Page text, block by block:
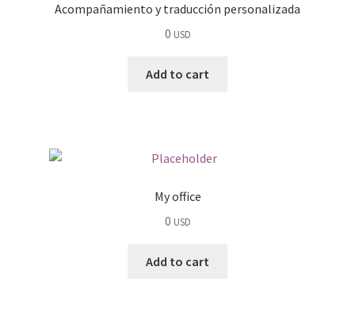
Acompañamiento y traducción personalizada
0 USD
Add to cart
My office
0 USD
Add to cart